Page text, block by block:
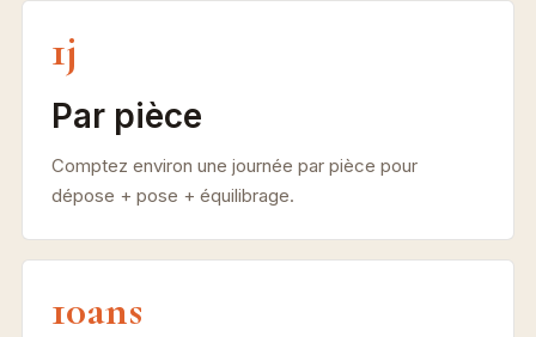
1j
Par pièce
Comptez environ une journée par pièce pour
dépose + pose + équilibrage.
10ans